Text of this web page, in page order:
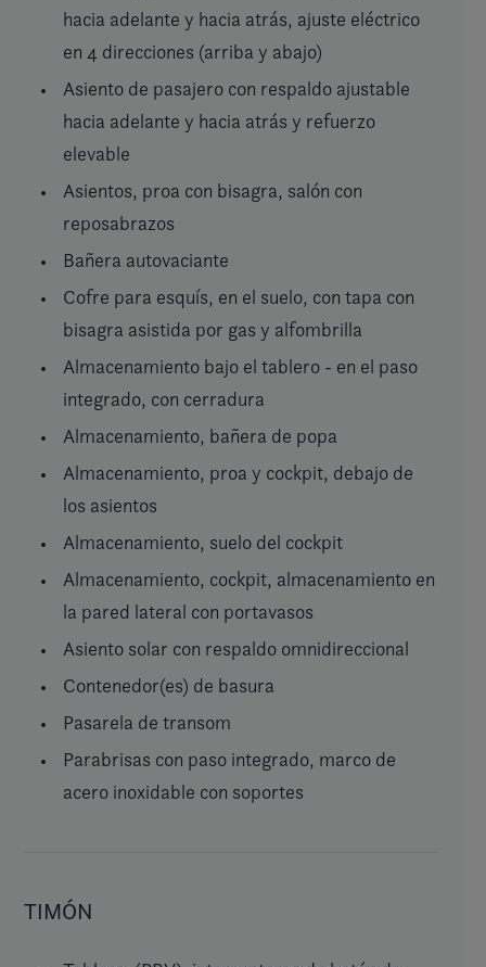
hacia adelante y hacia atrás, ajuste eléctrico
en 4 direcciones (arriba y abajo)
Asiento de pasajero con respaldo ajustable
hacia adelante y hacia atrás y refuerzo
elevable
Asientos, proa con bisagra, salón con
reposabrazos
Bañera autovaciante
Cofre para esquís, en el suelo, con tapa con
bisagra asistida por gas y alfombrilla
Almacenamiento bajo el tablero - en el paso
integrado, con cerradura
Almacenamiento, bañera de popa
Almacenamiento, proa y cockpit, debajo de
los asientos
Almacenamiento, suelo del cockpit
Almacenamiento, cockpit, almacenamiento en
la pared lateral con portavasos
Asiento solar con respaldo omnidireccional
Contenedor(es) de basura
Pasarela de transom
Parabrisas con paso integrado, marco de
acero inoxidable con soportes
TIMÓN